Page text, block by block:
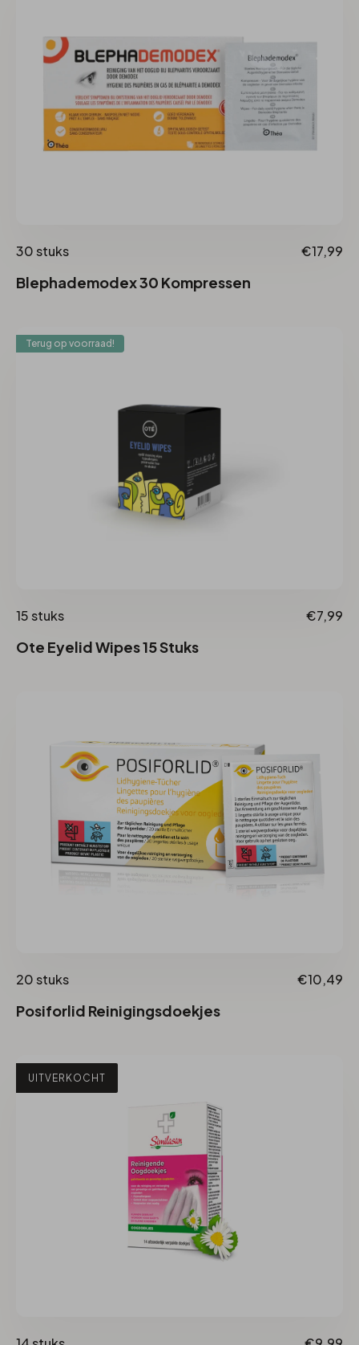
30 stuks €17,99
Blephademodex 30 Kompressen
Terug op voorraad!
15 stuks €7,99
Ote Eyelid Wipes 15 Stuks
20 stuks €10,49
Posiforlid Reinigingsdoekjes
UITVERKOCHT